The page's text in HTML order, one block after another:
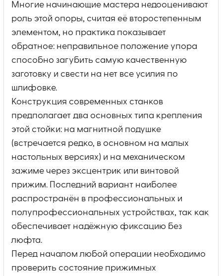
Многие начинающие мастера недооценивают
роль этой опоры, считая её второстепенным
элементом, но практика показывает
обратное: неправильное положение упора
способно загубить самую качественную
заготовку и свести на нет все усилия по
шлифовке.
Конструкция современных станков
предполагает два основных типа крепления
этой стойки: на магнитной подушке
(встречается редко, в основном на малых
настольных версиях) и на механическом
зажиме через эксцентрик или винтовой
прижим. Последний вариант наиболее
распространён в профессиональных и
полупрофессиональных устройствах, так как
обеспечивает надёжную фиксацию без
люфта.
Перед началом любой операции необходимо
проверить состояние прижимных